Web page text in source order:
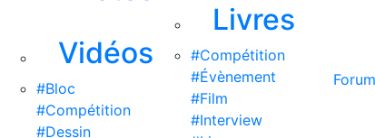
Vidéos
#Bloc
#Compétition
#Dessin
Livres
#Compétition
#Évènement
#Film
#Interview
Forum